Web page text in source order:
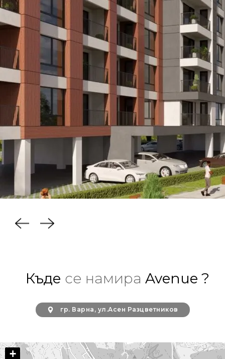
Къде се намира Avenue ?
гр. Варна, ул.Асен Разцветников
+